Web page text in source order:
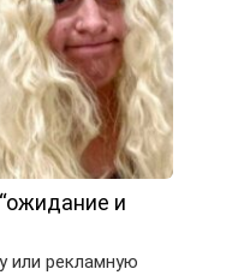
и
или рекламную